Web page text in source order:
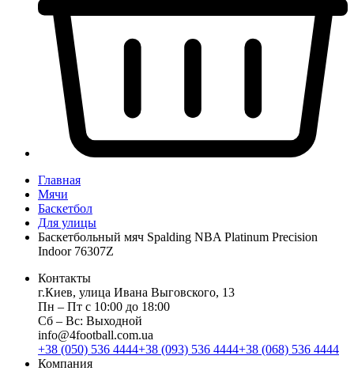
Главная
Мячи
Баскетбол
Для улицы
Баскетбольный мяч Spalding NBA Platinum Precision
Indoor 76307Z
Контакты
г.Киев, улица Ивана Выговского, 13
Пн ‒ Пт с 10:00 до 18:00
Сб ‒ Вс: Выходной
info@4football.com.ua
+38 (050) 536 4444+38 (093) 536 4444+38 (068) 536 4444
Компания